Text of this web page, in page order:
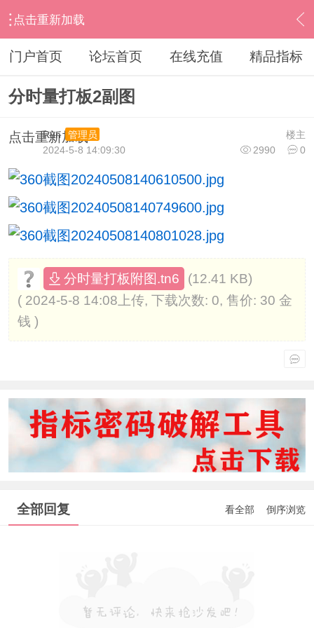
点击重新加载
› 通达信指标公式 › 分时指标公式 › 内容
门户首页 论坛首页 在线充值 精品指标
分时量打板2副图
点击重新加载 楼主
Run
管理员
2990
0
2024-5-8 14:09:30
分时量打板附图.tn6
(12.41 KB)
( 2024-5-8 14:08上传, 下载次数: 0, 售价: 30 金
钱 )
全部回复 看全部 倒序浏览